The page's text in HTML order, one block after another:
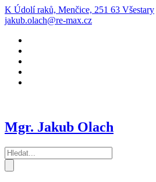
K Údolí raků, Menčice, 251 63 Všestary
jakub.olach@re-max.cz
Mgr. Jakub Olach